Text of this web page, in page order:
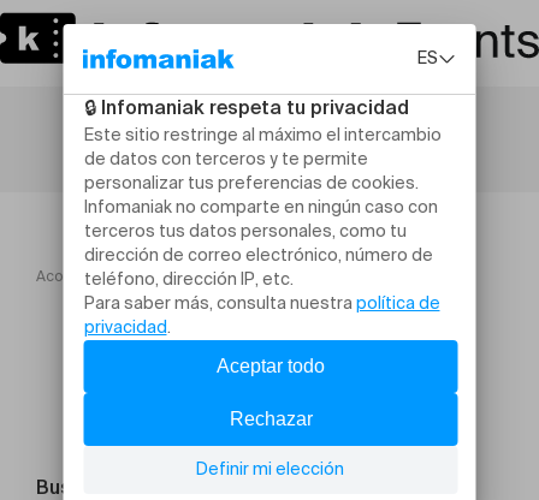
Acogida Concert Chorale Pop Vocalyse
Buscar un evento